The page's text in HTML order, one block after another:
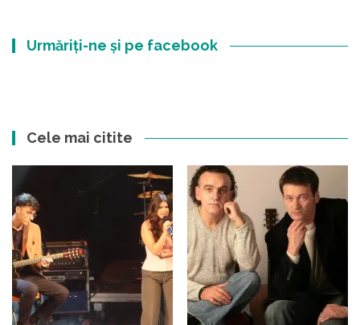
Urmăriți-ne și pe facebook
Cele mai citite